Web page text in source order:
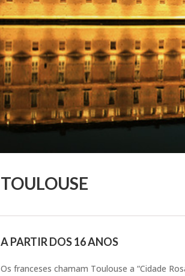
TOULOUSE
A PARTIR DOS 16 ANOS
Os franceses chamam Toulouse a “Cidade